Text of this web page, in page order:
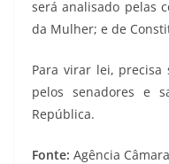
será analisado pelas
da Mulher; e de
Para virar lei, precisa
pelos senadores e
República.
Fonte: Agência Câmara